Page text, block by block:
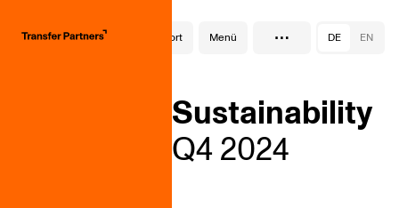
SektorReport Menü … DE EN
Sustainability
Q4 2024